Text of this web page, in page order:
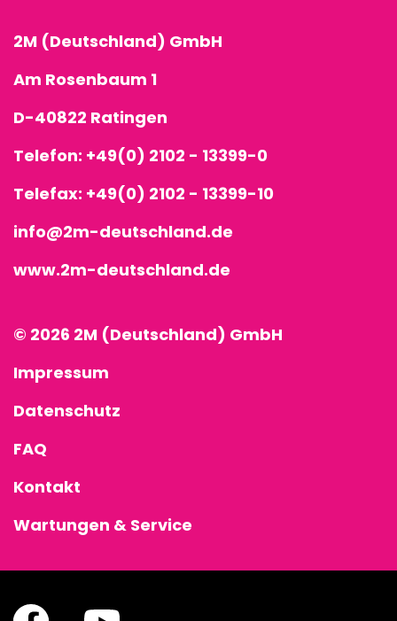
2M (Deutschland) GmbH
Am Rosenbaum 1
D-40822 Ratingen
Telefon: +49(0) 2102 - 13399-0
Telefax: +49(0) 2102 - 13399-10
info@2m-deutschland.de
www.2m-deutschland.de
© 2026 2M (Deutschland) GmbH
Impressum
Datenschutz
FAQ
Kontakt
Wartungen & Service